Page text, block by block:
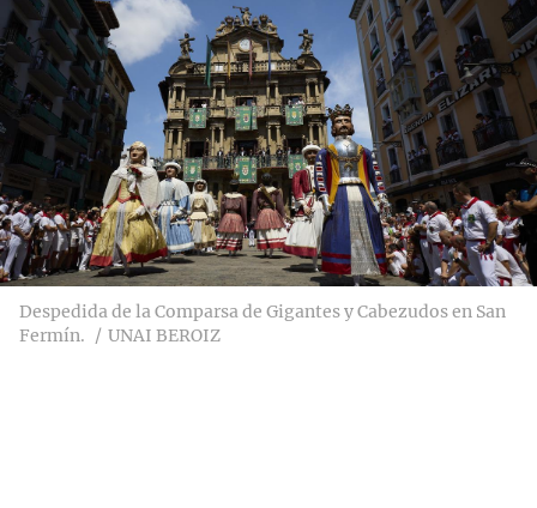
Despedida de la Comparsa de Gigantes y Cabezudos en San
Fermín.
UNAI BEROIZ